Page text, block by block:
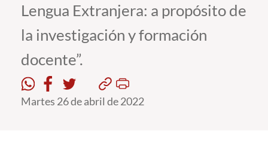
Estudiantes
Académicos
Funcionarios
Alumni
Lengua Extranjera: a propósito de
la investigación y formación
docente”.
Martes 26 de abril de 2022